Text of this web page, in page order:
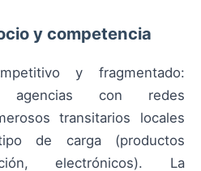
y competencia
y fragmentado:
agencias con redes
transitarios locales
de carga (productos
electrónicos). La